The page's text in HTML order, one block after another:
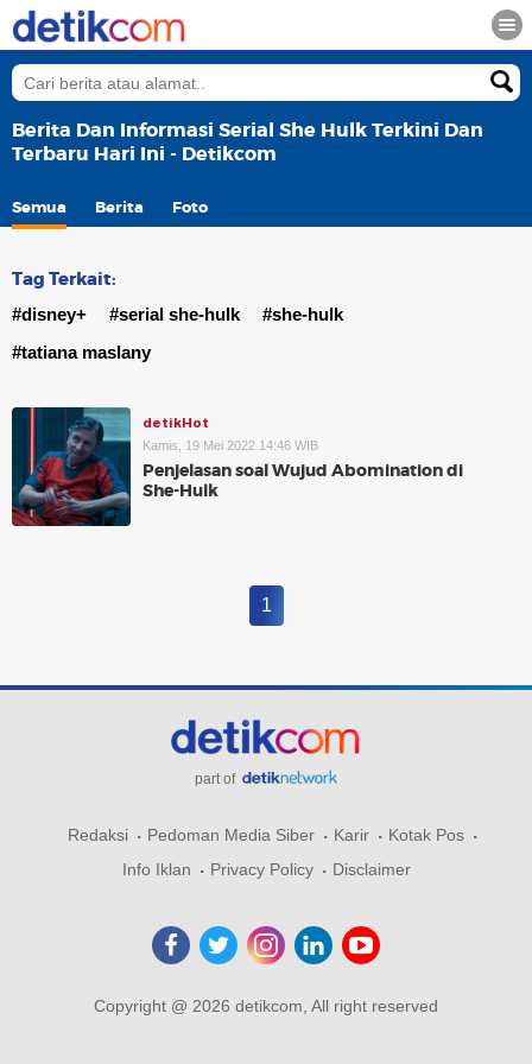
Berita Dan Informasi Serial She Hulk Terkini Dan
Terbaru Hari Ini - Detikcom
Semua Berita Foto
Tag Terkait:
#disney+ #serial she-hulk
#she-hulk
#tatiana maslany
detikHot
Kamis, 19 Mei 2022 14:46 WIB
Penjelasan soal Wujud Abomination di
She-Hulk
1
part of
Redaksi Pedoman Media Siber Karir
Kotak Pos
Info Iklan
Privacy Policy Disclaimer
Copyright @ 2026 detikcom, All right reserved